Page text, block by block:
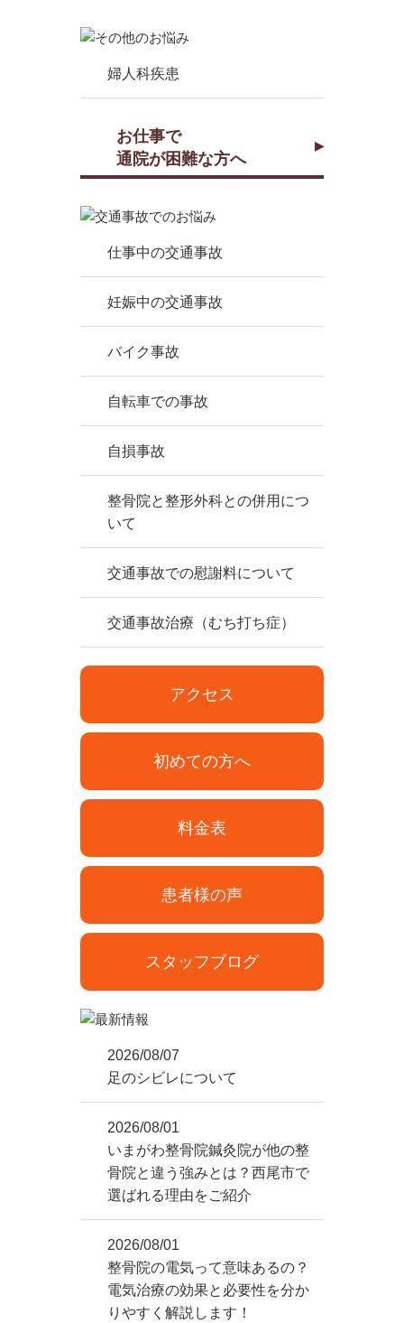
婦人科疾患
お仕事で
通院が困難な方へ
仕事中の交通事故
妊娠中の交通事故
バイク事故
自転車での事故
自損事故
整骨院と整形外科との併用につ
いて
交通事故での慰謝料について
交通事故治療（むち打ち症）
アクセス
初めての方へ
料金表
患者様の声
スタッフブログ
2026/08/07
足のシビレについて
2026/08/01
いまがわ整骨院鍼灸院が他の整
骨院と違う強みとは？西尾市で
選ばれる理由をご紹介
2026/08/01
整骨院の電気って意味あるの？
電気治療の効果と必要性を分か
りやすく解説します！